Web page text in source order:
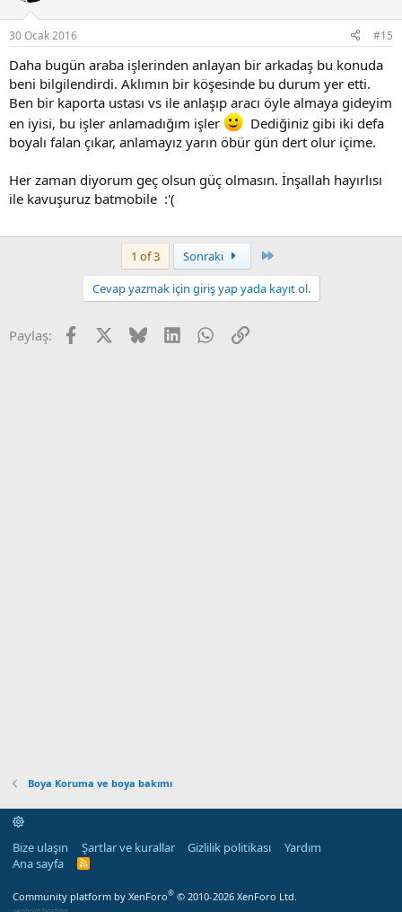
30 Ocak 2016 #15
Daha bugün araba işlerinden anlayan bir arkadaş bu konuda
beni bilgilendirdi. Aklımın bir köşesinde bu durum yer etti.
Ben bir kaporta ustası vs ile anlaşıp aracı öyle almaya gideyim
en iyisi, bu işler anlamadığım işler
Dediğiniz gibi iki defa
boyalı falan çıkar, anlamayız yarın öbür gün dert olur içime.
Her zaman diyorum geç olsun güç olmasın. İnşallah hayırlısı
ile kavuşuruz batmobile :'(
1 of 3 Sonraki
Cevap yazmak için giriş yap yada kayıt ol.
Paylaş: Facebook BlueskyLinkedInWhatsApp
Link
Boya Koruma ve boya bakımı
Bize ulaşın Şartlar ve kurallar Gizlilik politikası
Yardım
Ana sayfa
R
Community platform by XenForo® © 2010-2026 XenForo Ltd.